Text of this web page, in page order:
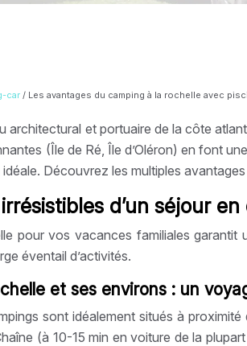
car / Les avantages du camping à la rochelle avec
architectural et portuaire de la côte
(Île de Ré, Île d’Oléron) en font
Découvrez les multiples
d’un séjour
pour vos vacances familiales garantit
éventail d’activités.
et ses environs : un
sont idéalement situés à
(à 10-15 min en voiture de la